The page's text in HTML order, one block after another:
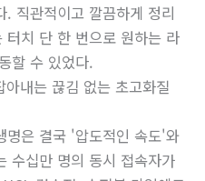
직관적이고 깔끔하게 정리
치 단 한 번으로 원하는 라
할 수 있었다.
내는 끊김 없는 초고화질
명은 결국 '압도적인 속도'와
수십만 명의 동시 접속자가